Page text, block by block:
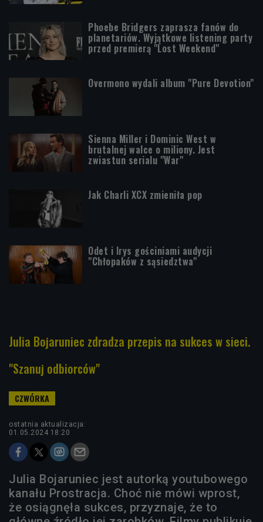
Phoebe Bridgers zaprasza fanów do
planetariów. Wyjątkowe listening party
przed premierą "Lost Weekend"
Overmono wydali album "Pure Devotion"
Sienna Miller i Dominic West w
brutalnej walce o miliony. Jest
zwiastun serialu "War"
Jak Charli XCX zmieniła pop
Odet i Irys gościniami audycji
"Chłopaków z sąsiedztwa"
Julia Bojaruniec zdradza przepis na sukces w sieci.
"Szanuj odbiorców"
ostatnia aktualizacja:
01.05.2024 18:20
Julia Bojaruniec jest autorką youtubowego
kanału Prostracja. Choć nie mówi wprost,
że osiągnęła sukces, przyznaje, że to